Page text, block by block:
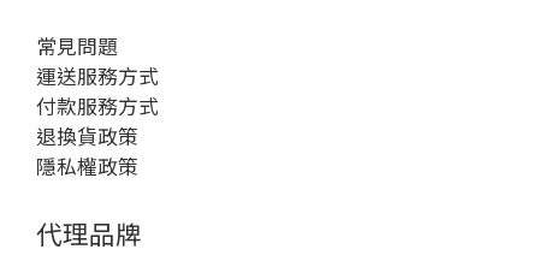
常見問題
運送服務方式
付款服務方式
退換貨政策
隱私權政策
代理品牌